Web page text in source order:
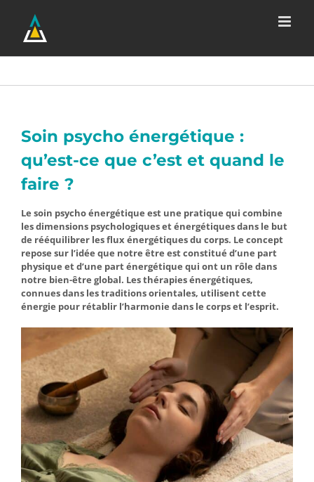
contenu
Soin psycho énergétique :
qu’est-ce que c’est et quand le
faire ?
Le soin psycho énergétique est une pratique qui combine
les dimensions psychologiques et énergétiques dans le but
de rééquilibrer les flux énergétiques du corps. Le concept
repose sur l’idée que notre être est constitué d’une part
physique et d’une part énergétique qui ont un rôle dans
notre bien-être global. Les thérapies énergétiques,
connues dans les traditions orientales, utilisent cette
énergie pour rétablir l’harmonie dans le corps et l’esprit.